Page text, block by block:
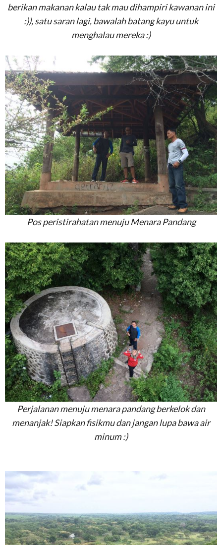
berikan makanan kalau tak mau dihampiri kawanan ini
:)), satu saran lagi, bawalah batang kayu untuk
menghalau mereka :)
Pos peristirahatan menuju Menara Pandang
Perjalanan menuju menara pandang berkelok dan
menanjak! Siapkan fisikmu dan jangan lupa bawa air
minum :)